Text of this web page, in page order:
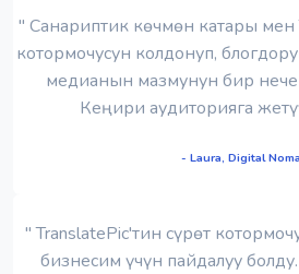
" Санариптик көчмөн катары мен
котормочусун колдонуп,
медианын мазмунун бир нече
Кеңири аудиторияга
- Laura, Digital
" TranslatePic'тин сүрөт
бизнесим үчүн пайдалуу